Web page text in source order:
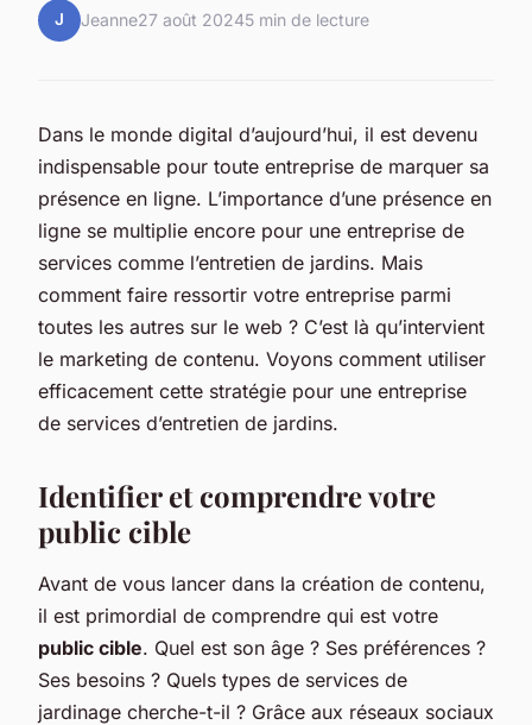
J Jeanne27 août 20245 min de lecture
Dans le monde digital d’aujourd’hui, il est devenu
indispensable pour toute entreprise de marquer sa
présence en ligne. L’importance d’une présence en
ligne se multiplie encore pour une entreprise de
services comme l’entretien de jardins. Mais
comment faire ressortir votre entreprise parmi
toutes les autres sur le web ? C’est là qu’intervient
le marketing de contenu. Voyons comment utiliser
efficacement cette stratégie pour une entreprise
de services d’entretien de jardins.
Identifier et comprendre votre
public cible
Avant de vous lancer dans la création de contenu,
il est primordial de comprendre qui est votre
public cible. Quel est son âge ? Ses préférences ?
Ses besoins ? Quels types de services de
jardinage cherche-t-il ? Grâce aux réseaux sociaux